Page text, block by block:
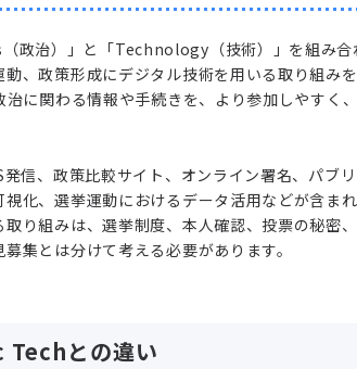
政治）」と「Technology（技術）」を組み合
、政策形成にデジタル技術を用いる取り組み
に関わる情報や手続きを、より参加しやすく
信、政策比較サイト、オンライン署名、パブ
化、選挙運動におけるデータ活用などが含ま
り組みは、選挙制度、本人確認、投票の秘密
集とは分けて考える必要があります。
との違い